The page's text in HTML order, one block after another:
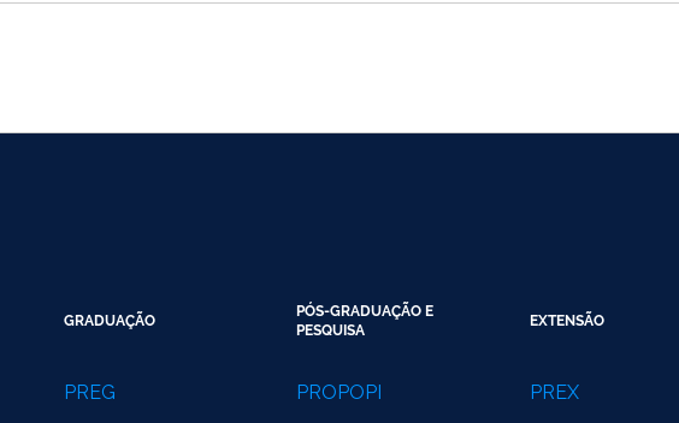
GRADUAÇÃO
PREG
PÓS-GRADUAÇÃO E
PESQUISA
PROPOPI
EXTENSÃO
PREX